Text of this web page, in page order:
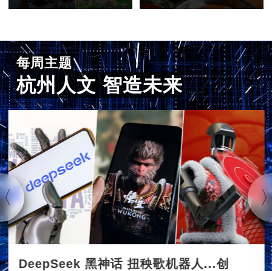
每周主题
杭州人文 智造未来
DeepSeek 黑神话 扭秧歌机器人...创